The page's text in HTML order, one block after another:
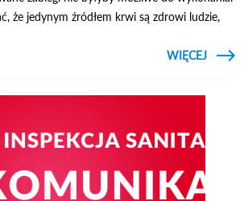
że jedynym źródłem krwi są zdrowi ludzie,
CZYTAJ
WIĘCEJ
O